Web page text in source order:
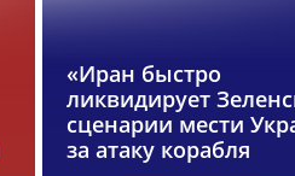
«Иран быстро
ликвидирует
сценарии мести
за атаку корабля